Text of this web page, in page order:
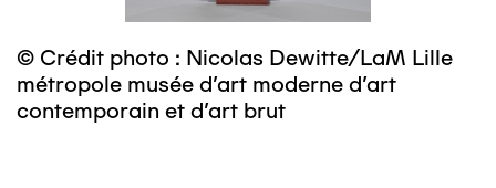
© Crédit photo : Nicolas Dewitte/LaM Lille
métropole musée d’art moderne d’art
contemporain et d’art brut